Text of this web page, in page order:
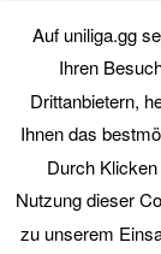
So. 08. März
Auf uniliga.gg
Ihren
Drittanbietern,
Ihnen das
Durch
Nutzung dieser
zu unserem